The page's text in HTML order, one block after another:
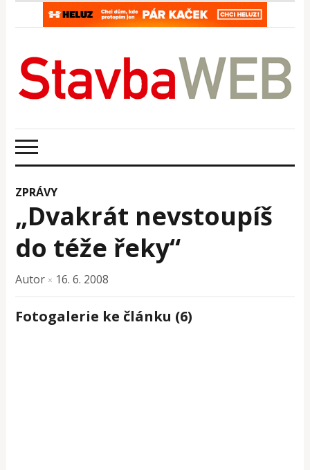
ZPRÁVY
„Dvakrát nevstoupíš
do téže řeky“
Autor × 16. 6. 2008
Fotogalerie ke článku (6)